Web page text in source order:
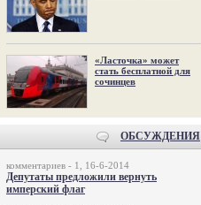
«Ласточка» может
стать бесплатной для
сочинцев
ОБСУЖДЕНИЯ
комментариев - 1, 16-6-2014
Депутаты предложили вернуть
имперский флаг